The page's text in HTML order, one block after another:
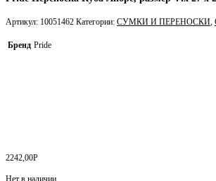
Артикул: 10051462 Категории: СУМКИ И ПЕРЕНОСКИ,
Бренд Pride
2242,00Р